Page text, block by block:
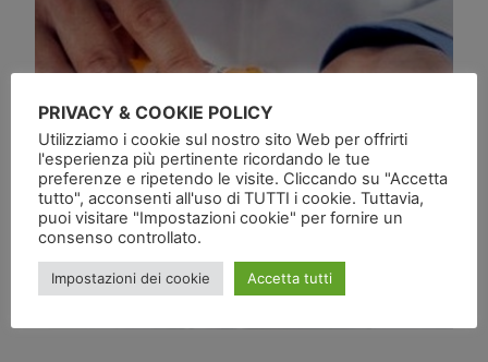
PRIVACY & COOKIE POLICY
Utilizziamo i cookie sul nostro sito Web per offrirti
l'esperienza più pertinente ricordando le tue
preferenze e ripetendo le visite. Cliccando su "Accetta
tutto", acconsenti all'uso di TUTTI i cookie. Tuttavia,
puoi visitare "Impostazioni cookie" per fornire un
consenso controllato.
Impostazioni dei cookie Accetta tutti